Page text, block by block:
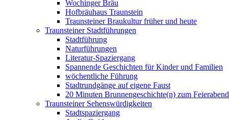
Wochinger Bräu
Hofbräuhaus Traunstein
Traunsteiner Braukultur früher und heute
Traunsteiner Stadtführungen
Stadtführung
Naturführungen
Literatur-Spaziergang
Spannende Geschichten für Kinder und Familien
wöchentliche Führung
Stadtrundgänge auf eigene Faust
20 Minuten Brunnengeschichte(n) zum Feierabend
Traunsteiner Sehenswürdigkeiten
Stadtspaziergang